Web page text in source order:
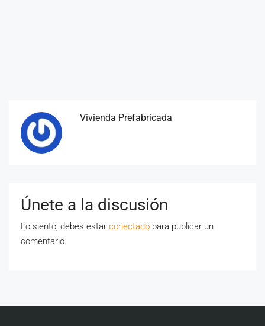
Vivienda Prefabricada
Únete a la discusión
Lo siento, debes estar conectado para publicar un
comentario.